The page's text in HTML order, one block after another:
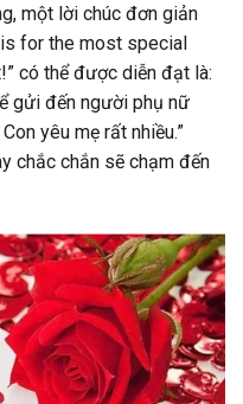
một lời chúc đơn giản
for the most special
có thể được diễn đạt là:
gửi đến người phụ nữ
yêu mẹ rất nhiều.”
chắc chắn sẽ chạm đến